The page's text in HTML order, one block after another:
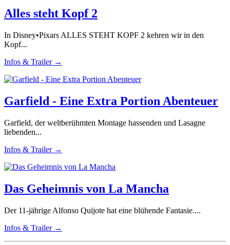
Alles steht Kopf 2
In Disney•Pixars ALLES STEHT KOPF 2 kehren wir in den
Kopf...
Infos & Trailer →
Garfield - Eine Extra Portion Abenteuer
Garfield, der weltberühmten Montage hassenden und Lasagne
liebenden...
Infos & Trailer →
Das Geheimnis von La Mancha
Der 11-jährige Alfonso Quijote hat eine blühende Fantasie....
Infos & Trailer →